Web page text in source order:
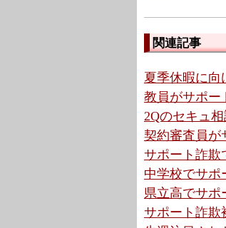
関連記事
夏季休暇に向
教員がサポー
2Qのセキュ
契約審査員が
サポート詐欺
中学校でサポ
県立高でサポ
サポート詐欺